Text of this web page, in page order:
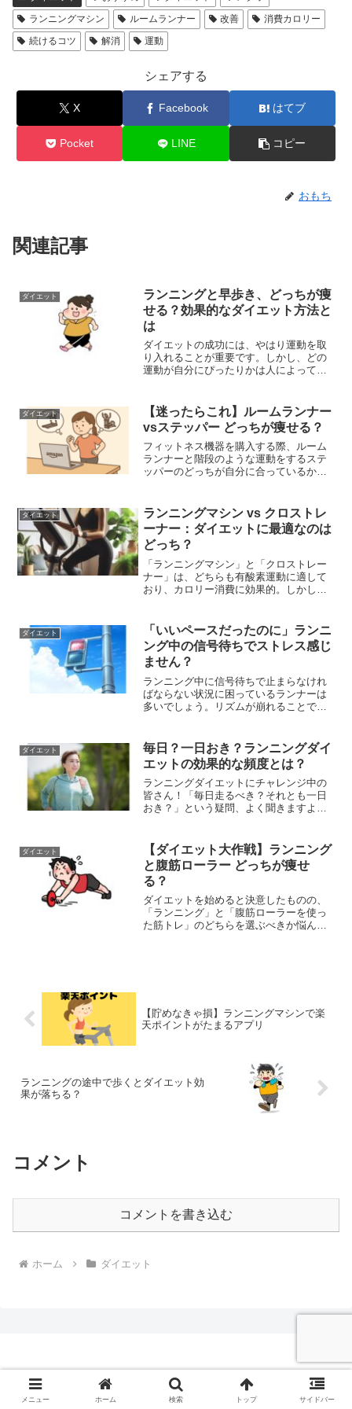
ランニングマシン
ルームランナー 改善
消費カロリー
続けるコツ
解消 運動
シェアする
X Facebook はてブ
Pocket LINE コピー
おもち
関連記事
ダイエット
ランニングと早歩き、どっちが痩
せる？効果的なダイエット方法と
は
ダイエットの成功には、やはり運動を取
り入れることが重要です。しかし、どの
運動が自分にぴったりかは人によって違
そして注意点を詳しく解説し、あなたが
続けたくなる運動探しをサポートします
(^_-)-☆
ダイエット
【迷ったらこれ】ルームランナー
vsステッパー どっちが痩せる？
フィットネス機器を購入する際、ルーム
ランナーと階段のような運動をするステ
ッパーのどっちが自分に合っているか迷
な選択をすることが重要です。この記事
では、ルームランナーとステッパーを詳
細に比較し、どちらを選ぶべきかを考え
ます。
ダイエット
ランニングマシン vs クロストレ
ーナー：ダイエットに最適なのは
どっち？
「ランニングマシン」と「クロストレー
ナー」は、どちらも有酸素運動に適して
おり、カロリー消費に効果的。しかし、
す。ランニングマシンとクロストレーナ
ーを比較し、どちらがダイエットに適し
ているかを紹介します。
ダイエット
「いいペースだったのに」ランニ
ング中の信号待ちでストレス感じ
ません？
ランニング中に信号待ちで止まらなけれ
ばならない状況に困っているランナーは
多いでしょう。リズムが崩れることで走
と感じるかもしれません。本記事では、
信号待ちの悩みを解消し、ランニングを
スムーズに楽しむためのヒントをご紹介
します。
ダイエット
毎日？一日おき？ランニングダイ
エットの効果的な頻度とは？
ランニングダイエットにチャレンジ中の
皆さん！「毎日走るべき？それとも一日
おき？」という疑問、よく聞きますよ
回は、ランニングの頻度や距離、時間に
応じた効果的な方法を解説していきま
す。
ダイエット
【ダイエット大作戦】ランニング
と腹筋ローラー どっちが痩せ
る？
ダイエットを始めると決意したものの、
「ランニング」と「腹筋ローラーを使っ
た筋トレ」のどちらを選ぶべきか悩んで
【貯めなきゃ損】ランニングマシンで楽
天ポイントがたまるアプリ
ランニングの途中で歩くとダイエット効
果が落ちる？
コメント
コメントを書き込む
ホーム ダイエット
走ろうよ
© 2024 走ろうよ.
メニュー ホーム 検索 トップ サイドバー